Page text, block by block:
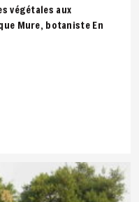
végétales aux
Mure, botaniste En